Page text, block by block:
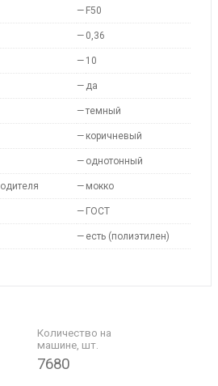
— F50
— 0,36
— 10
— да
—темный
— коричневый
— однотонный
— мокко
— ГОСТ
— есть (полиэтилен)
Количество на
машине, шт.
7680